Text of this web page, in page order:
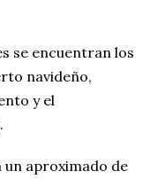
se encuentran los
navideño,
y el
un aproximado de